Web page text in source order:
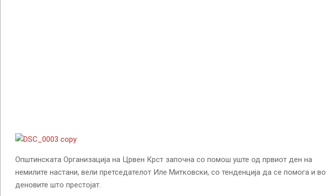
Општинската Организација на Црвен Крст започна со помош уште од првиот ден на
немилите настани, вели претседателот Иле Митковски, со тенденција да се помога и во
деновите што престојат.